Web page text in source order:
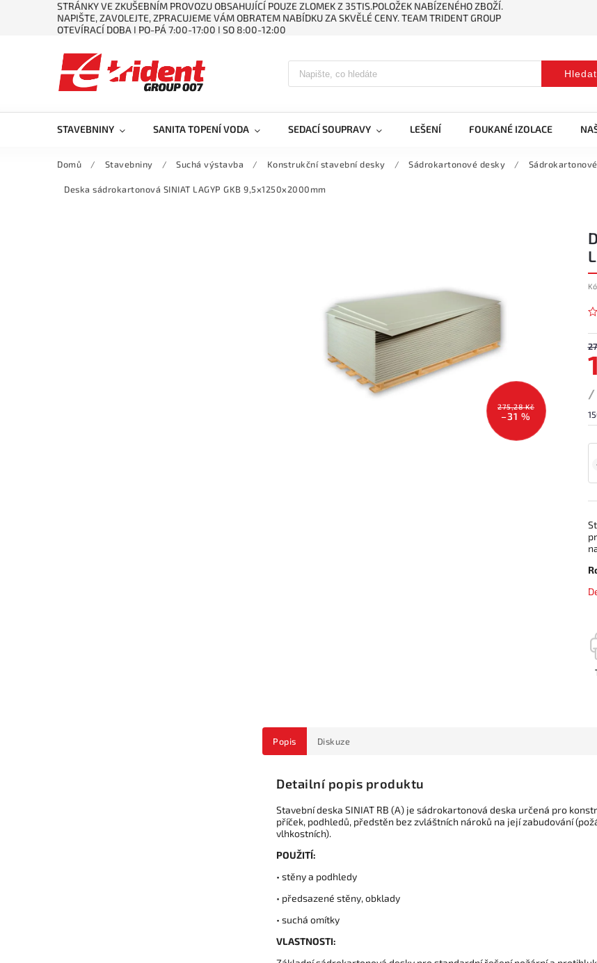
STRÁNKY VE ZKUŠEBNÍM PROVOZU OBSAHUJÍCÍ POUZE ZLOMEK Z 35TIS.POLOŽEK NABÍZENÉHO ZBOŽÍ.
NAPIŠTE, ZAVOLEJTE, ZPRACUJEME VÁM OBRATEM NABÍDKU ZA SKVĚLÉ CENY. TEAM TRIDENT GROUP
OTEVÍRACÍ DOBA ǀ PO-PÁ 7:00-17:00 ǀ SO 8:00-12:00
Hledat
STAVEBNINY SANITA TOPENÍ VODA SEDACÍ SOUPRAVY LEŠENÍ FOUKANÉ IZOLACE
Domů / Stavebniny / Suchá výstavba / Konstrukční stavební desky / Sádrokartonové desky /
Deska sádrokartonová SINIAT LAGYP GKB 9,5x1250x2000mm
275,28 Kč
–31 %
/
Popis Diskuze
Detailní popis produktu
Stavební deska SINIAT RB (A) je sádrokartonová deska určená pro
příček, podhledů, předstěn bez zvláštních nároků na její zabudování
vlhkostních).
POUŽITÍ:
• stěny a podhledy
• předsazené stěny, obklady
• suchá omítky
VLASTNOSTI: